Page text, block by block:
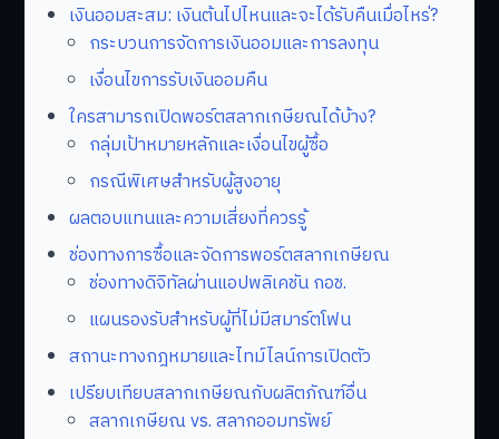
เงินออมสะสม: เงินต้นไปไหนและจะได้รับคืนเมื่อไหร่?
กระบวนการจัดการเงินออมและการลงทุน
เงื่อนไขการรับเงินออมคืน
ใครสามารถเปิดพอร์ตสลากเกษียณได้บ้าง?
กลุ่มเป้าหมายหลักและเงื่อนไขผู้ซื้อ
กรณีพิเศษสำหรับผู้สูงอายุ
ผลตอบแทนและความเสี่ยงที่ควรรู้
ช่องทางการซื้อและจัดการพอร์ตสลากเกษียณ
ช่องทางดิจิทัลผ่านแอปพลิเคชัน กอช.
แผนรองรับสำหรับผู้ที่ไม่มีสมาร์ตโฟน
สถานะทางกฎหมายและไทม์ไลน์การเปิดตัว
เปรียบเทียบสลากเกษียณกับผลิตภัณฑ์อื่น
สลากเกษียณ vs. สลากออมทรัพย์